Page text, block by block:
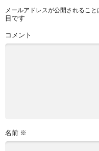
メールアドレスが公開されること
目です
コメント
名前 ※